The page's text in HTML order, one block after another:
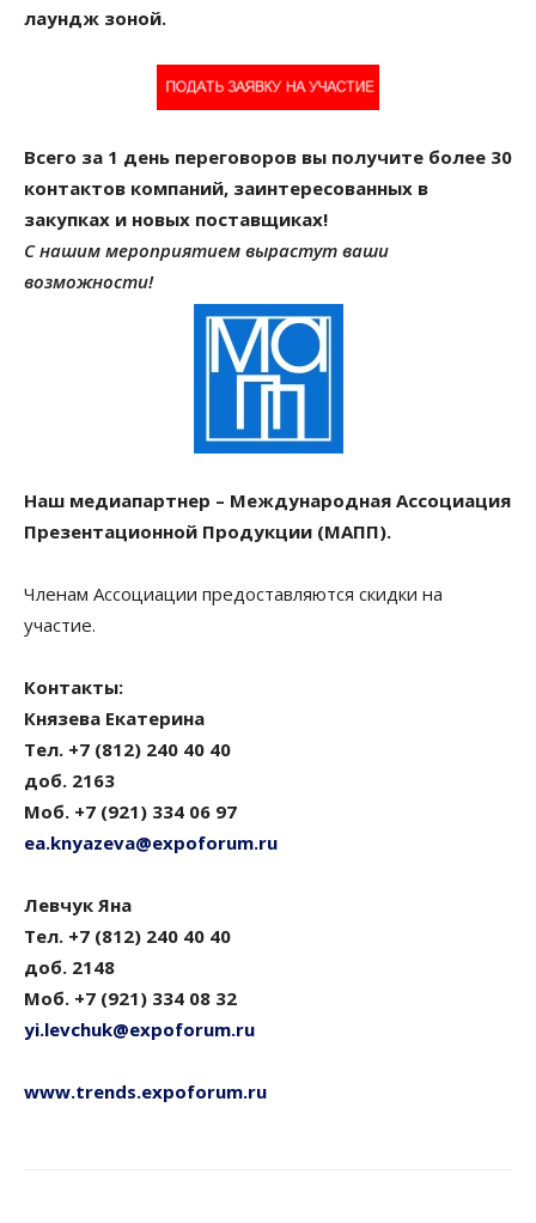
лаундж зоной.
Всего за 1 день переговоров вы получите более 30
контактов компаний, заинтересованных в
закупках и новых поставщиках!
С нашим мероприятием вырастут ваши
возможности!
Наш медиапартнер – Международная Ассоциация
Презентационной Продукции (МАПП).
Членам Ассоциации предоставляются скидки на
участие.
Контакты:
Князева Екатерина
Тел. +7 (812) 240 40 40
доб. 2163
Моб. +7 (921) 334 06 97
ea.knyazeva@expoforum.ru
Левчук Яна
Тел. +7 (812) 240 40 40
доб. 2148
Моб. +7 (921) 334 08 32
yi.levchuk@expoforum.ru
www.trends.expoforum.ru